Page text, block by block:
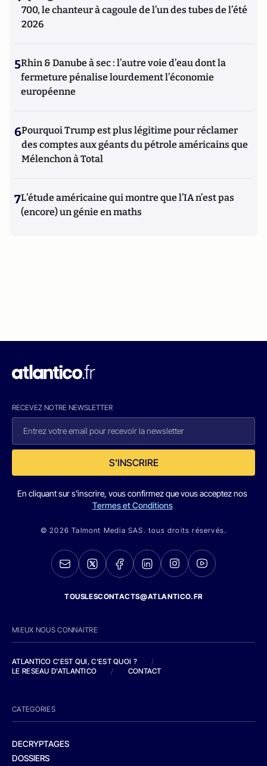
700, le chanteur à cagoule de l’un des tubes de l’été
2026
5Rhin & Danube à sec : l’autre voie d’eau dont la
fermeture pénalise lourdement l’économie
européenne
6Pourquoi Trump est plus légitime pour réclamer
des comptes aux géants du pétrole américains que
Mélenchon à Total
7L’étude américaine qui montre que l’IA n’est pas
(encore) un génie en maths
RECEVEZ NOTRE NEWSLETTER
S'INSCRIRE
En cliquant sur s'inscrire, vous confirmez que vous acceptez nos
Termes et Conditions
© 2026 Talmont Media SAS. tous droits réservés.
TOUSLESCONTACTS@ATLANTICO.FR
MIEUX NOUS CONNAITRE
ATLANTICO C'EST QUI, C'EST QUOI ?
/
LE RESEAU D'ATLANTICO
/ CONTACT
CATEGORIES
DECRYPTAGES
DOSSIERS